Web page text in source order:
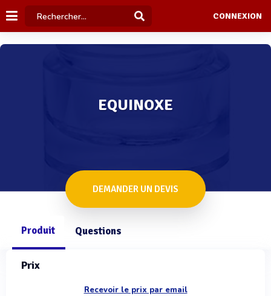
CONNEXION
EQUINOXE
DEMANDER UN DEVIS
Produit Questions
Prix
Recevoir le prix par email